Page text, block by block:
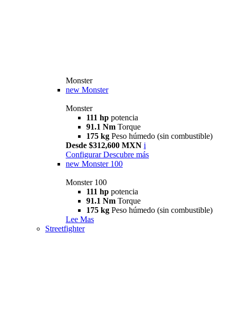
Monster
new Monster
Monster
111 hp potencia
91.1 Nm Torque
175 kg Peso húmedo (sin combustible)
Desde $312,600 MXN i
Configurar Descubre más
new Monster 100
Monster 100
111 hp potencia
91.1 Nm Torque
175 kg Peso húmedo (sin combustible)
Lee Mas
Streetfighter